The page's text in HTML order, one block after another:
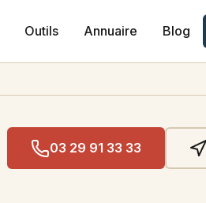
Outils Annuaire Blog
03 29 91 33 33